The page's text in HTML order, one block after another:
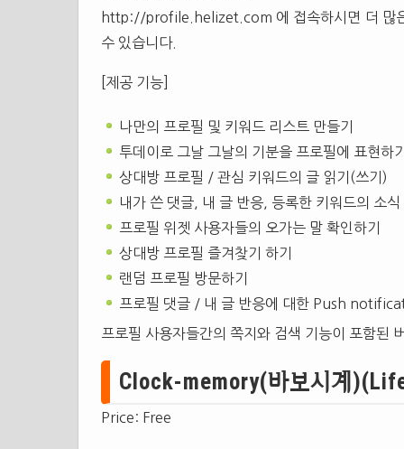
http://profile.helizet.com 에 접속하시면 더 많
수 있습니다.
[제공 기능]
나만의 프로필 및 키워드 리스트 만들기
투데이로 그날 그날의 기분을 프로필에 표현하
상대방 프로필 / 관심 키워드의 글 읽기(쓰기)
내가 쓴 댓글, 내 글 반응, 등록한 키워드의 소식
프로필 위젯 사용자들의 오가는 말 확인하기
상대방 프로필 즐겨찾기 하기
랜덤 프로필 방문하기
프로필 댓글 / 내 글 반응에 대한 Push
프로필 사용자들간의 쪽지와 검색 기능이 포함된
Clock-memory(바보시계
Price: Free